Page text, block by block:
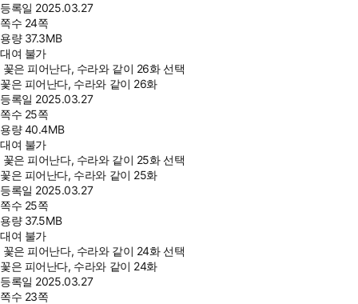
등록일 2025.03.27
쪽수 24쪽
용량 37.3MB
대여 불가
꽃은 피어난다, 수라와 같이 26화 선택
꽃은 피어난다, 수라와 같이 26화
등록일 2025.03.27
쪽수 25쪽
용량40.4MB
대여 불가
꽃은 피어난다, 수라와 같이 25화 선택
꽃은 피어난다, 수라와 같이 25화
등록일 2025.03.27
쪽수 25쪽
용량 37.5MB
대여 불가
꽃은 피어난다, 수라와 같이 24화 선택
꽃은 피어난다, 수라와 같이 24화
등록일 2025.03.27
쪽수 23쪽